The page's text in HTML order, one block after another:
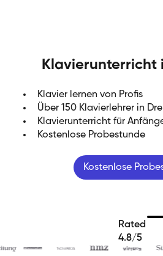
Klavierunterricht
Klavier lernen von Profis
Über 150 Klavierlehrer in
Klavierunterricht für
Kostenlose Probestunde
Kostenlose
Rated
4.8/5